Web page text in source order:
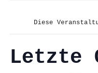
Diese
Letzte